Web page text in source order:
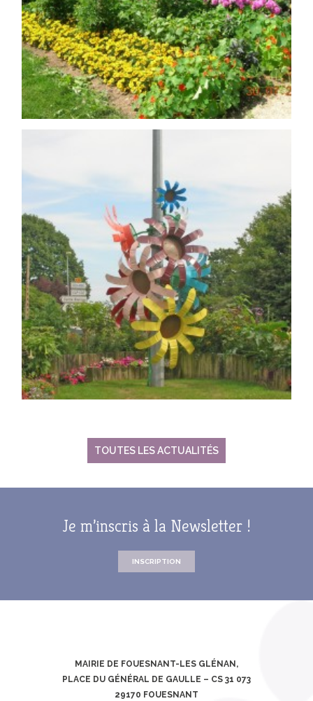
TOUTES LES ACTUALITÉS
Je m’inscris à la Newsletter !
INSCRIPTION
MAIRIE DE FOUESNANT-LES GLÉNAN,
PLACE DU GÉNÉRAL DE GAULLE – CS 31 073
29170 FOUESNANT